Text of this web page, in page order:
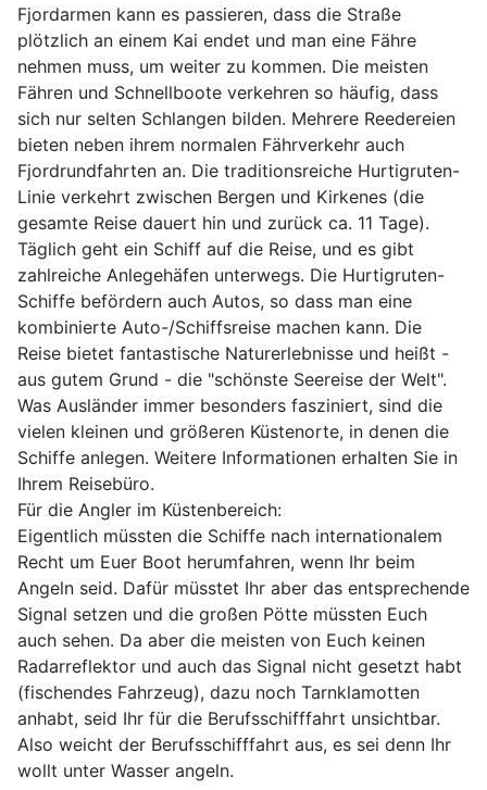
Fjordarmen kann es passieren, dass die Straße
plötzlich an einem Kai endet und man eine Fähre
nehmen muss, um weiter zu kommen. Die meisten
Fähren und Schnellboote verkehren so häufig, dass
sich nur selten Schlangen bilden. Mehrere Reedereien
bieten neben ihrem normalen Fährverkehr auch
Fjordrundfahrten an. Die traditionsreiche Hurtigruten-
Linie verkehrt zwischen Bergen und Kirkenes (die
gesamte Reise dauert hin und zurück ca. 11 Tage).
Täglich geht ein Schiff auf die Reise, und es gibt
zahlreiche Anlegehäfen unterwegs. Die Hurtigruten-
Schiffe befördern auch Autos, so dass man eine
kombinierte Auto-/Schiffsreise machen kann. Die
Reise bietet fantastische Naturerlebnisse und heißt -
aus gutem Grund - die "schönste Seereise der Welt".
Was Ausländer immer besonders fasziniert, sind die
vielen kleinen und größeren Küstenorte, in denen die
Schiffe anlegen. Weitere Informationen erhalten Sie in
Ihrem Reisebüro.
Für die Angler im Küstenbereich:
Eigentlich müssten die Schiffe nach internationalem
Recht um Euer Boot herumfahren, wenn Ihr beim
Angeln seid. Dafür müsstet Ihr aber das entsprechende
Signal setzen und die großen Pötte müssten Euch
auch sehen. Da aber die meisten von Euch keinen
Radarreflektor und auch das Signal nicht gesetzt habt
(fischendes Fahrzeug), dazu noch Tarnklamotten
anhabt, seid Ihr für die Berufsschifffahrt unsichtbar.
Also weicht der Berufsschifffahrt aus, es sei denn Ihr
wollt unter Wasser angeln.